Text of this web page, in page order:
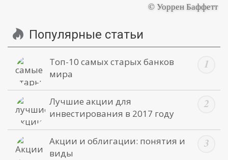
© Уоррен Баффетт
Популярные статьи
Топ-10 самых старых банков
мира
Лучшие акции для
инвестирования в 2017 году
Акции и облигации: понятия и
виды